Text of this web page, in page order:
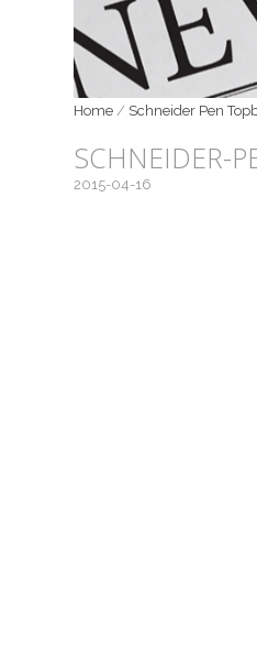
Home / Schneider Pen
SCHNEIDER-
2015-04-16